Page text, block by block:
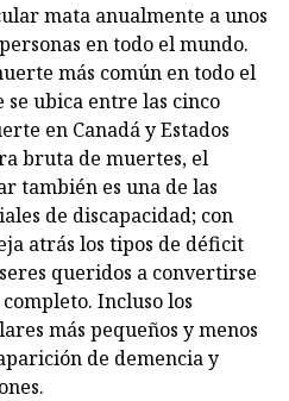
mata anualmente a unos
en todo el mundo.
más común en todo el
ubica entre las cinco
en Canadá y Estados
bruta de muertes, el
también es una de las
de discapacidad; con
atrás los tipos de déficit
queridos a convertirse
Incluso los
más pequeños y menos
de demencia y